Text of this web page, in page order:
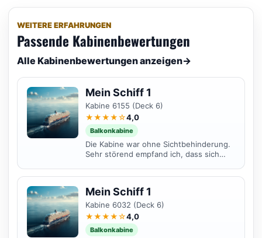
WEITERE ERFAHRUNGEN
Passende Kabinenbewertungen
Alle Kabinenbewertungen anzeigen→
Mein Schiff 1
Kabine 6155 (Deck 6)
★★★★☆4,0
Balkonkabine
Die Kabine war ohne Sichtbehinderung.
Sehr störend empfand ich, dass sich
befand und somit...
Mein Schiff 1
Kabine 6032 (Deck 6)
★★★★☆4,0
Balkonkabine